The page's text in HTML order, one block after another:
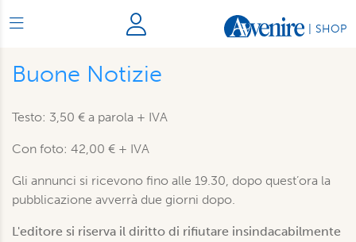
SHOP
Buone Notizie
Testo: 3,50 € a parola + IVA
Con foto: 42,00 € + IVA
Gli annunci si ricevono fino alle 19.30, dopo quest’ora la
pubblicazione avverrà due giorni dopo.
L'editore si riserva il diritto di rifiutare insindacabilmente